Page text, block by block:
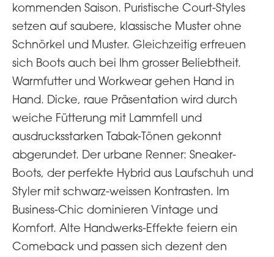
kommenden Saison. Puristische Court-Styles
setzen auf saubere, klassische Muster ohne
Schnörkel und Muster. Gleichzeitig erfreuen
sich Boots auch bei Ihm grosser Beliebtheit.
Warmfutter und Workwear gehen Hand in
Hand. Dicke, raue Präsentation wird durch
weiche Fütterung mit Lammfell und
ausdrucksstarken Tabak-Tönen gekonnt
abgerundet. Der urbane Renner: Sneaker-
Boots, der perfekte Hybrid aus Laufschuh und
Styler mit schwarz-weissen Kontrasten. Im
Business-Chic dominieren Vintage und
Komfort. Alte Handwerks-Effekte feiern ein
Comeback und passen sich dezent den